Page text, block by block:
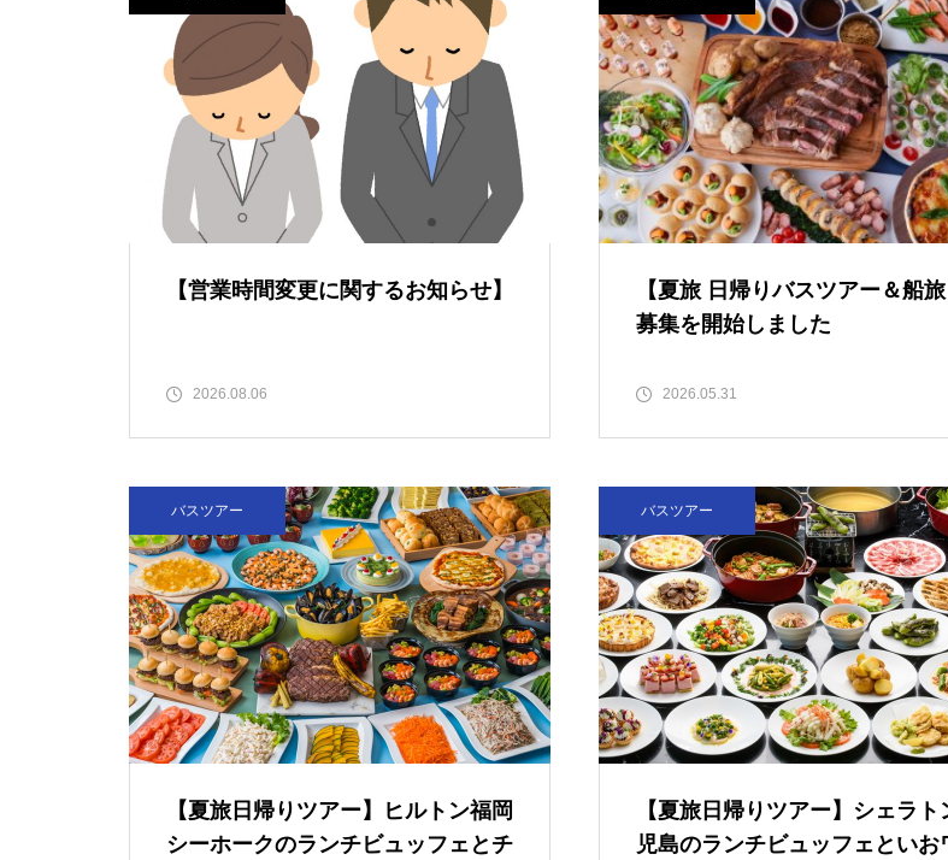
【営業時間変更に関するお知らせ】
2026.08.06
【夏旅 日帰りバスツアー＆船旅
募集を開始しました
2026.05.31
バスツアー
【夏旅日帰りツアー】ヒルトン福岡
シーホークのランチビュッフェとチ
バスツアー
【夏旅日帰りツアー】シェラト
児島のランチビュッフェといお